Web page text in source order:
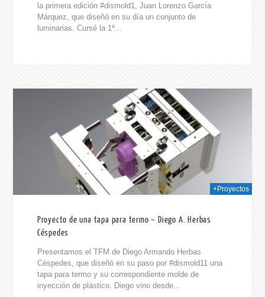
la primera edición #dismold1, Juan Lorenzo García
Márquez, que diseñó en su día un conjunto de
luminarias. Cursé la 1ª...
+Proyectos
Proyecto de una tapa para termo – Diego A. Herbas
Céspedes
Presentamos el TFM de Diego Armando Herbas
Céspedes, que diseñó en su paso por #dismold11 una
tapa para termo y su correspondiente molde de
inyección de plástico. Diego vino desde...